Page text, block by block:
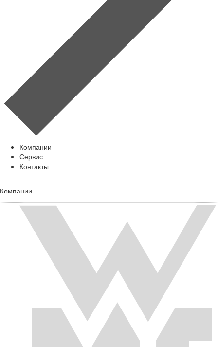
Компании
Сервис
Контакты
Компании